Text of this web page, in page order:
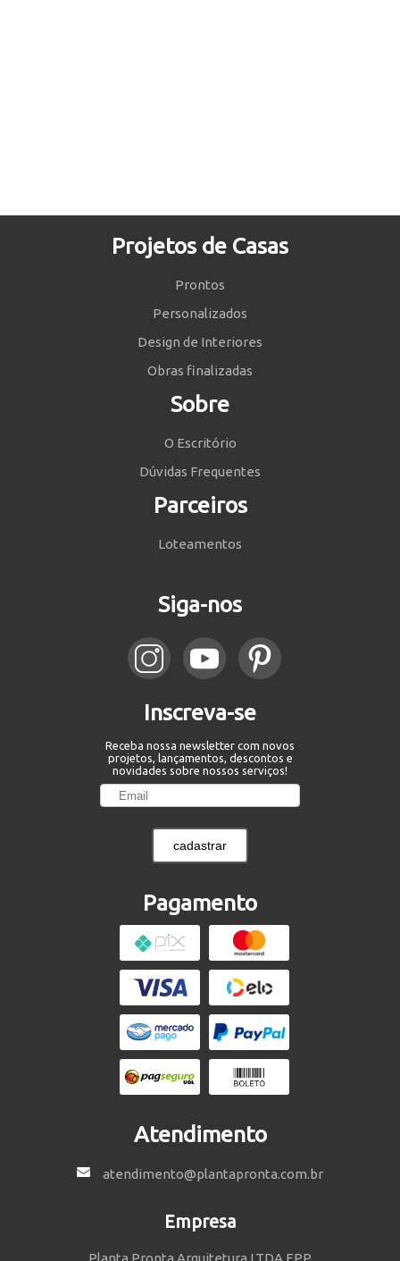
Projetos de Casas
Prontos
Personalizados
Design de Interiores
Obras finalizadas
Sobre
O Escritório
Dúvidas Frequentes
Parceiros
Loteamentos
Siga-nos
Inscreva-se
Receba nossa newsletter com novos
projetos, lançamentos, descontos e
novidades sobre nossos serviços!
cadastrar
Pagamento
Atendimento
atendimento@plantapronta.com.br
Empresa